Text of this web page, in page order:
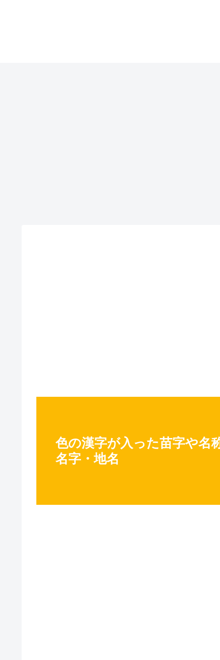
色の漢字が入った苗字や名
名字・地名